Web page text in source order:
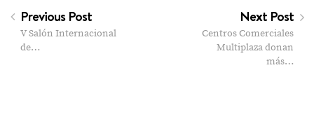
Previous Post
V Salón Internacional
de…
Next Post
Centros Comerciales
Multiplaza donan
más…